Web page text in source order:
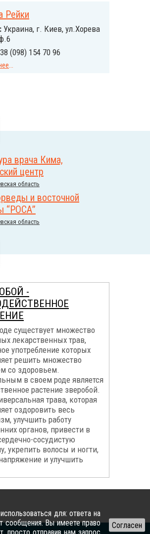
Рейки
Украина, г. Киев, ул.Хорева
(098) 154 70 96
...
врача Кима,
центр
область
и восточной
“РОСА”
область
-
существует множество
лекарственных трав,
употребление которых
решить множество
со здоровьем.
в своем роде является
растение зверобой.
трава, которая
оздоровить весь
улучшить работу
органов, привести в
сосудистую
укрепить волосы и ногти,
и улучшить
для: ответа на
сообщения. Вы имеете право